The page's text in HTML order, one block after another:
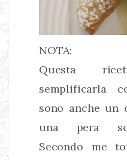
NOTA:
Questa
semplificarla
sono anche un
una pera
Secondo me